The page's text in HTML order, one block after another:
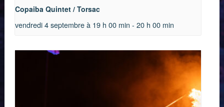
Copaiba Quintet / Torsac
vendredi 4 septembre à 19 h 00 min - 20 h 00 min